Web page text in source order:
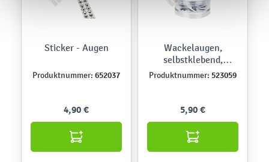
Sticker - Augen
Produktnummer: 652037
4,90 €
Wackelaugen,
selbstklebend,
schwarz-weiß
Produktnummer: 523059
5,90 €